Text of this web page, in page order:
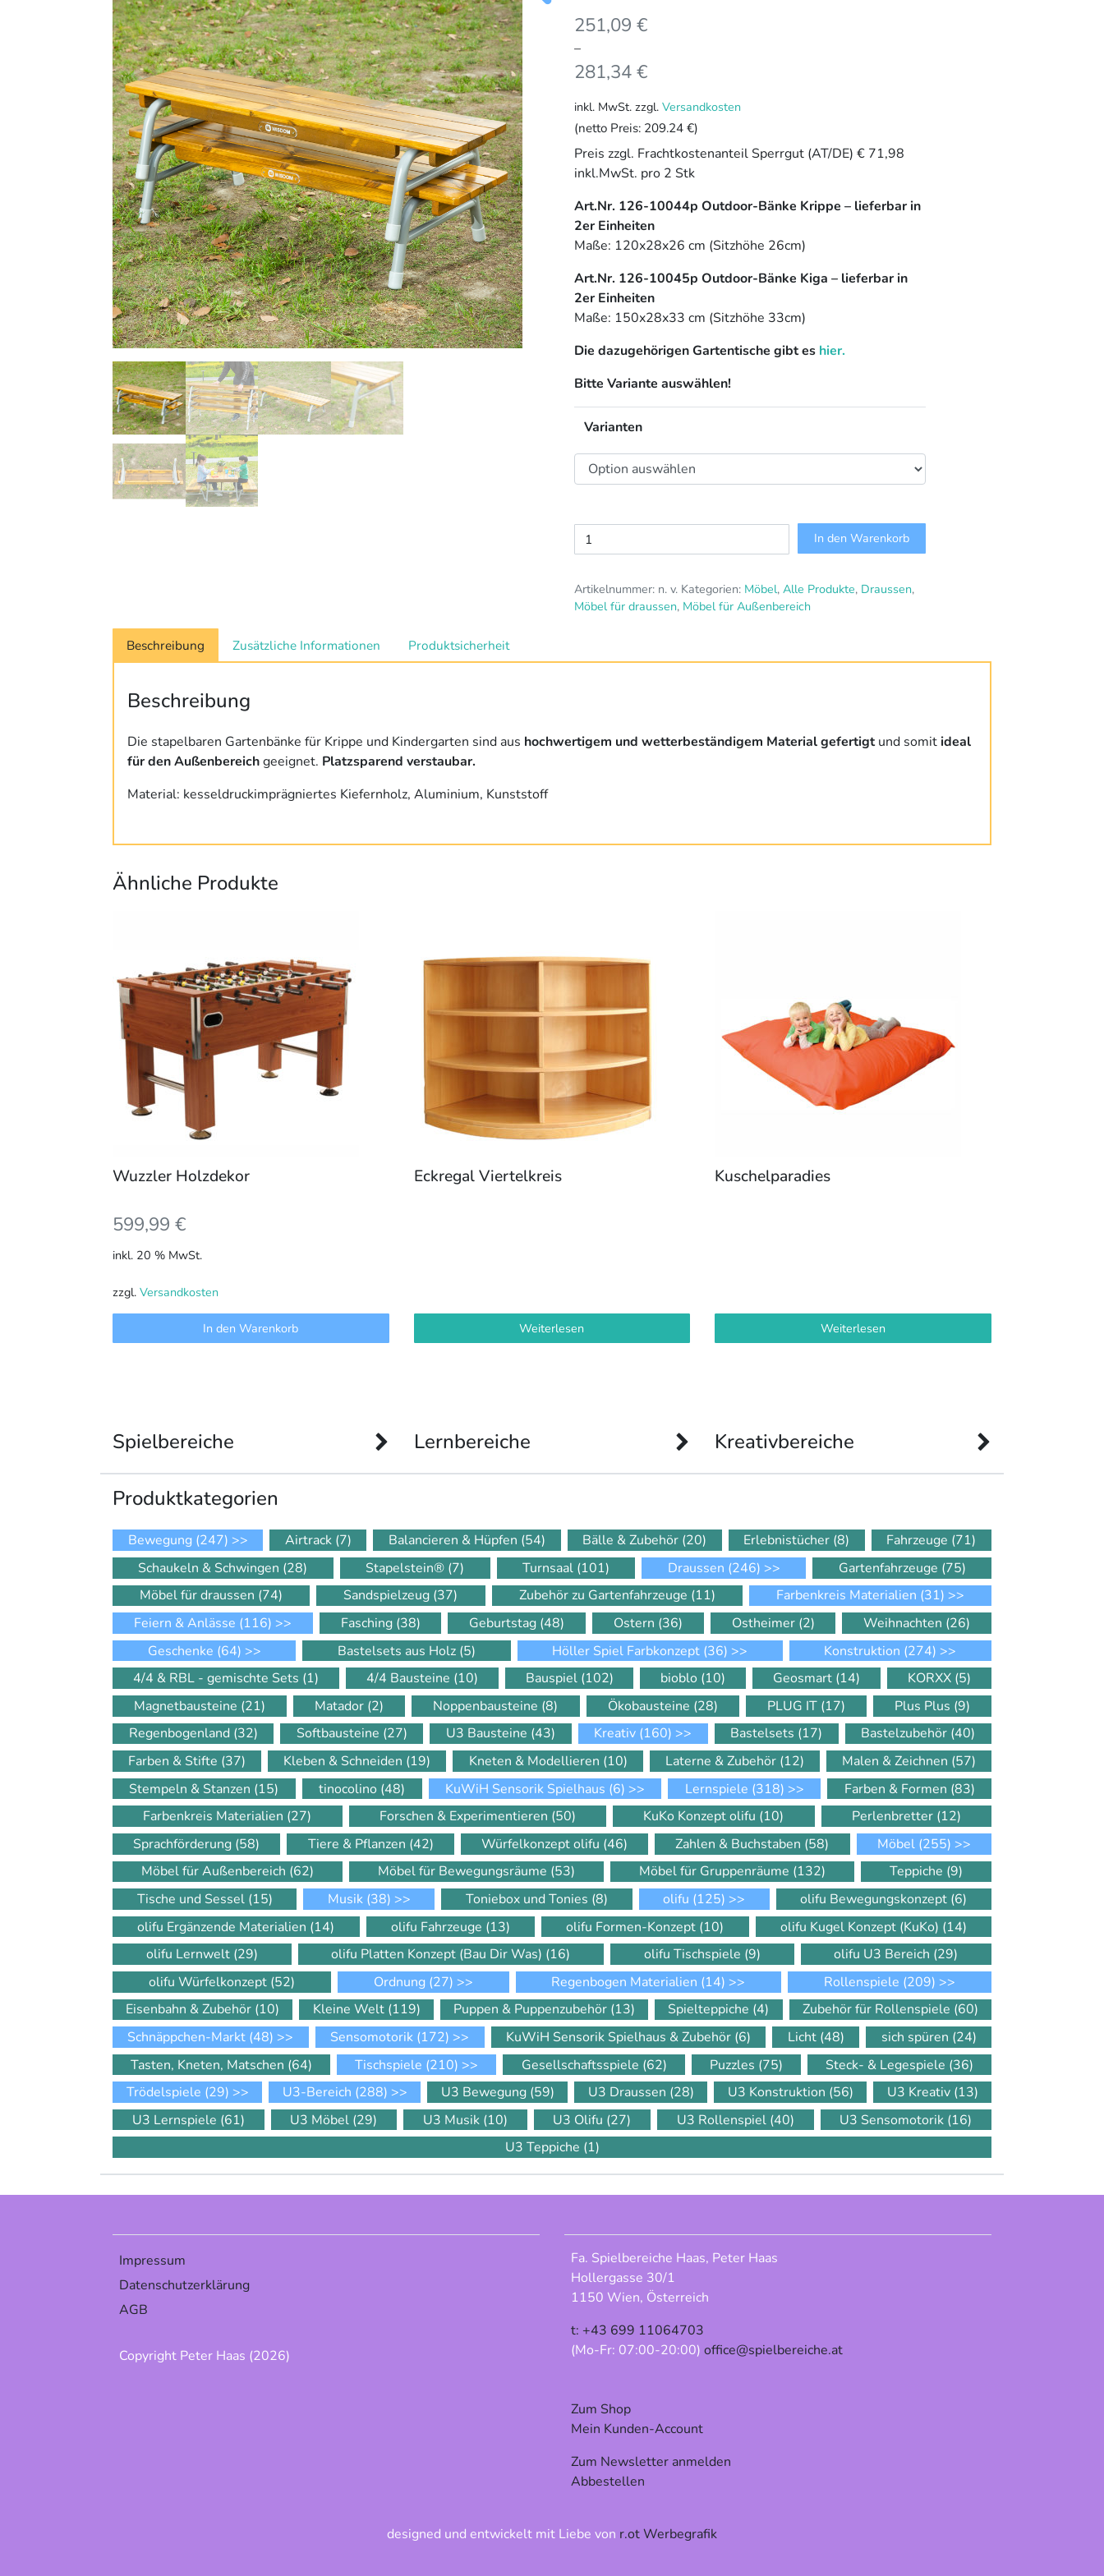
251,09 €
–
281,34€
inkl. MwSt. zzgl. Versandkosten
(netto Preis: 209.24 €)
Preis zzgl. Frachtkostenanteil Sperrgut (AT/DE) € 71,98
inkl.MwSt. pro 2 Stk
Art.Nr. 126-10044p Outdoor-Bänke Krippe – lieferbar in
2er Einheiten
Maße: 120x28x26 cm (Sitzhöhe 26cm)
Art.Nr. 126-10045p Outdoor-Bänke Kiga – lieferbar in
2er Einheiten
Maße: 150x28x33 cm (Sitzhöhe 33cm)
Die dazugehörigen Gartentische gibt es hier.
Bitte Variante auswählen!
Varianten
Outdoor-
Bänke
In den Warenkorb
Artikelnummer: n. v. Kategorien: Möbel, Alle Produkte, Draussen,
Möbel für draussen, Möbel für Außenbereich
Beschreibung Zusätzliche Informationen Produktsicherheit
Beschreibung
Die stapelbaren Gartenbänke für Krippe und Kindergarten sind aus hochwertigem und wetterbeständigem Material gefertigtund somitideal
für den Außenbereichgeeignet. Platzsparend verstaubar.
Material: kesseldruckimprägniertes Kiefernholz, Aluminium, Kunststoff
Ähnliche Produkte
Wuzzler Holzdekor
599,99 €
inkl. 20 % MwSt.
zzgl. Versandkosten
In den Warenkorb
Eckregal Viertelkreis
Weiterlesen
Kuschelparadies
Weiterlesen
Spielbereiche Lernbereiche Kreativbereiche
Produkt­kategorien
Bewegung (247) >> Airtrack (7) Balancieren & Hüpfen (54) Bälle & Zubehör (20) Erlebnistücher (8) Fahrzeuge (71)
Schaukeln & Schwingen (28) Stapelstein® (7) Turnsaal (101) Draussen (246) >> Gartenfahrzeuge (75)
Möbel für draussen (74) Sandspielzeug (37) Zubehör zu Gartenfahrzeuge (11) Farbenkreis Materialien (31) >>
Feiern & Anlässe (116) >> Fasching (38) Geburtstag (48) Ostern (36) Ostheimer (2) Weihnachten (26)
Geschenke (64) >> Bastelsets aus Holz (5) Höller Spiel Farbkonzept (36) >> Konstruktion (274) >>
4/4 & RBL - gemischte Sets (1) 4/4 Bausteine (10) Bauspiel (102) bioblo (10) Geosmart (14) KORXX (5)
Magnetbausteine (21) Matador (2) Noppenbausteine (8) Ökobausteine (28) PLUG IT (17) Plus Plus (9)
Regenbogenland (32) Softbausteine (27) U3 Bausteine (43) Kreativ (160) >> Bastelsets (17) Bastelzubehör (40)
Farben & Stifte (37) Kleben & Schneiden (19) Kneten & Modellieren (10) Laterne & Zubehör (12) Malen & Zeichnen (57)
Stempeln & Stanzen (15) tinocolino (48) KuWiH Sensorik Spielhaus (6) >> Lernspiele (318) >> Farben & Formen (83)
Farbenkreis Materialien (27) Forschen & Experimentieren (50) KuKo Konzept olifu (10) Perlenbretter (12)
Sprachförderung (58) Tiere & Pflanzen (42) Würfelkonzept olifu (46) Zahlen & Buchstaben (58) Möbel (255) >>
Möbel für Außenbereich (62) Möbel für Bewegungsräume (53) Möbel für Gruppenräume (132) Teppiche (9)
Tische und Sessel (15) Musik (38) >> Toniebox und Tonies (8) olifu (125) >> olifu Bewegungskonzept (6)
olifu Ergänzende Materialien (14) olifu Fahrzeuge (13) olifu Formen-Konzept (10) olifu Kugel Konzept (KuKo) (14)
olifu Lernwelt (29) olifu Platten Konzept (Bau Dir Was) (16) olifu Tischspiele (9) olifu U3 Bereich (29)
olifu Würfelkonzept (52) Ordnung (27) >> Regenbogen Materialien (14) >> Rollenspiele (209) >>
Eisenbahn & Zubehör (10) Kleine Welt (119) Puppen & Puppenzubehör (13) Spielteppiche (4) Zubehör für Rollenspiele (60)
Schnäppchen-Markt (48) >> Sensomotorik (172) >> KuWiH Sensorik Spielhaus & Zubehör (6) Licht (48) sich spüren (24)
Tasten, Kneten, Matschen (64) Tischspiele (210) >> Gesellschaftsspiele (62) Puzzles (75) Steck- & Legespiele (36)
Trödelspiele (29) >> U3-Bereich (288) >> U3 Bewegung (59) U3 Draussen (28) U3 Konstruktion (56) U3 Kreativ (13)
U3 Lernspiele (61) U3 Möbel (29) U3 Musik (10) U3 Olifu (27) U3 Rollenspiel (40) U3 Sensomotorik (16)
U3 Teppiche (1)
Impressum
Datenschutzerklärung
AGB
Copyright Peter Haas (2026)
Fa. Spielbereiche Haas, Peter Haas
Hollergasse 30/1
1150 Wien, Österreich
t: +43 699 11064703
(Mo-Fr: 07:00-20:00) office@spielbereiche.at
Zum Shop
Mein Kunden-Account
Zum Newsletter anmelden
Abbestellen
designed und entwickelt mit Liebe von r.ot Werbegrafik